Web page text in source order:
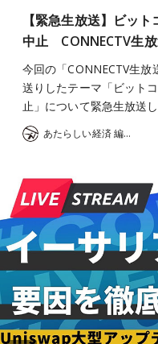
【緊急生放送】ビッ
中止 CONNECTV生放
今回の「CONNECTV生
送りしたテーマ「ビット
止」について緊急生放送
あたらしい経済 編集部